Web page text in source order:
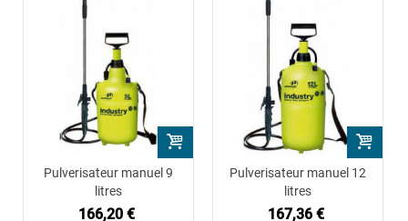
Pulverisateur manuel 9
litres
166,20 €
Pulverisateur manuel 12
litres
167,36 €